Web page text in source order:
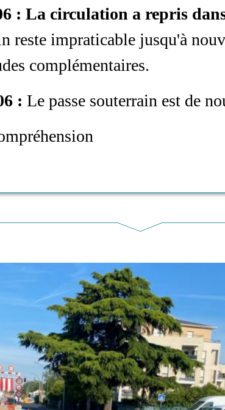
: La circulation a repris
reste impraticable jusqu'à
complémentaires.
: Le passe souterrain est de